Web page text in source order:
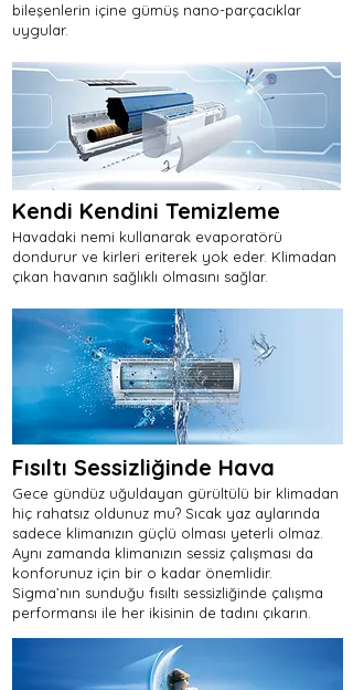
bileşenlerin içine gümüş nano-parçacıklar
uygular.
Kendi Kendini Temizleme
Havadaki nemi kullanarak evaporatörü
dondurur ve kirleri eriterek yok eder. Klimadan
çıkan havanın sağlıklı olmasını sağlar.
Fısıltı Sessizliğinde Hava
Gece gündüz uğuldayan gürültülü bir klimadan
hiç rahatsız oldunuz mu? Sıcak yaz aylarında
sadece klimanızın güçlü olması yeterli olmaz.
Aynı zamanda klimanızın sessiz çalışması da
konforunuz için bir o kadar önemlidir.
Sigma’nın sunduğu fısıltı sessizliğinde çalışma
performansı ile her ikisinin de tadını çıkarın.